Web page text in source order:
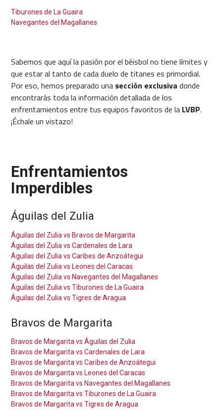
Tiburones de La Guaira
Navegantes del Magallanes
Sabemos que aquí la pasión por el béisbol no tiene límites y
que estar al tanto de cada duelo de titanes es primordial.
Por eso, hemos preparado una sección exclusiva donde
encontrarás toda la información detallada de los
enfrentamientos entre tus equipos favoritos de la LVBP.
¡Échale un vistazo!
Enfrentamientos
Imperdibles
Águilas del Zulia
Águilas del Zulia vs Bravos de Margarita
Águilas del Zulia vs Cardenales de Lara
Águilas del Zulia vs Caribes de Anzoátegui
Águilas del Zulia vs Leones del Caracas
Águilas del Zulia vs Navegantes del Magallanes
Águilas del Zulia vs Tiburones de La Guaira
Águilas del Zulia vs Tigres de Aragua
Bravos de Margarita
Bravos de Margarita vs Águilas del Zulia
Bravos de Margarita vs Cardenales de Lara
Bravos de Margarita vs Caribes de Anzoátegui
Bravos de Margarita vs Leones del Caracas
Bravos de Margarita vs Navegantes del Magallanes
Bravos de Margarita vs Tiburones de La Guaira
Bravos de Margarita vs Tigres de Aragua